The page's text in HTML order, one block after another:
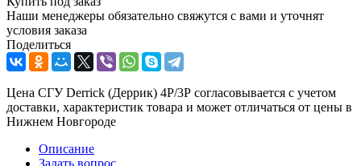
Наши менеджеры обязательно свяжутся с вами и уточнят
условия заказа
Поделиться
Цена СГУ Derrick (Деррик) 4Р/3Р согласовывается с учетом
доставки, характеристик товара и может отличаться от цены в
Нижнем Новгороде
Описание
Задать вопрос